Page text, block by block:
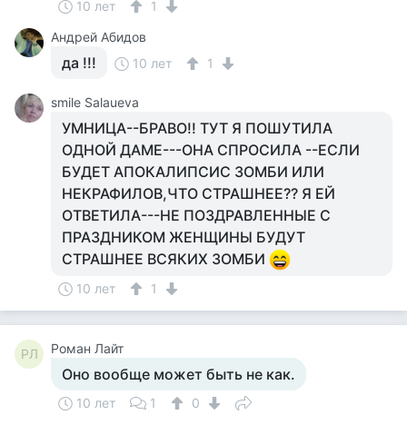
10 лет
1
Андрей Абидов
да !!! 10 лет 1
smile Salaueva
УМНИЦА--БРАВО!! ТУТ Я ПОШУТИЛА
ОДНОЙ ДАМЕ---ОНА СПРОСИЛА --ЕСЛИ
БУДЕТ АПОКАЛИПСИС ЗОМБИ ИЛИ
НЕКРАФИЛОВ,ЧТО СТРАШНЕЕ?? Я ЕЙ
ОТВЕТИЛА---НЕ ПОЗДРАВЛЕННЫЕ С
ПРАЗДНИКОМ ЖЕНЩИНЫ БУДУТ
СТРАШНЕЕ ВСЯКИХ ЗОМБИ
10 лет 1
РЛ Роман Лайт
Оно вообще может быть не как.
10 лет 1
0